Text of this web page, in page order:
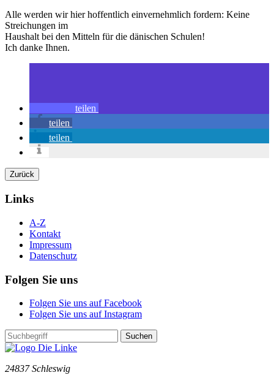
Alle werden wir hier hoffentlich einvernehmlich fordern: Keine
Streichungen im
Haushalt bei den Mitteln für die dänischen Schulen!
Ich danke Ihnen.
teilen
teilen
teilen
Zurück
Links
A-Z
Kontakt
Impressum
Datenschutz
Folgen Sie uns
Folgen Sie uns auf Facebook
Folgen Sie uns auf Instagram
Suchen
24837 Schleswig